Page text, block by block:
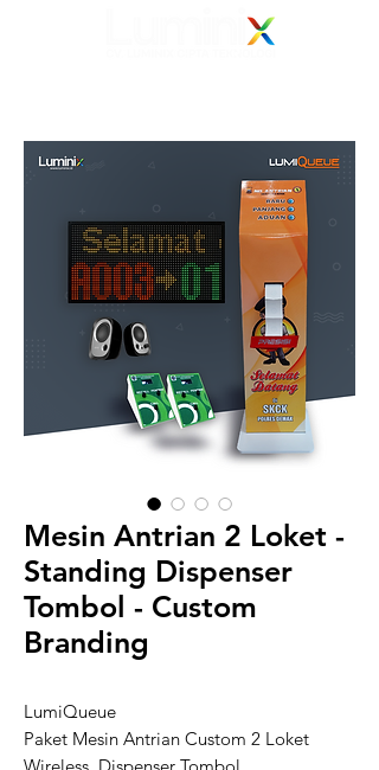
Mesin Antrian 2 Loket -
Standing Dispenser
Tombol - Custom
Branding
LumiQueue
Paket Mesin Antrian Custom 2 Loket